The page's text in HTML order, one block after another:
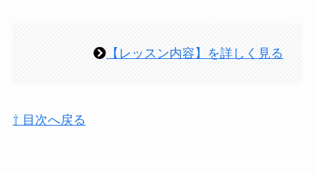
【レッスン内容】を詳しく見る
⇧ 目次へ戻る